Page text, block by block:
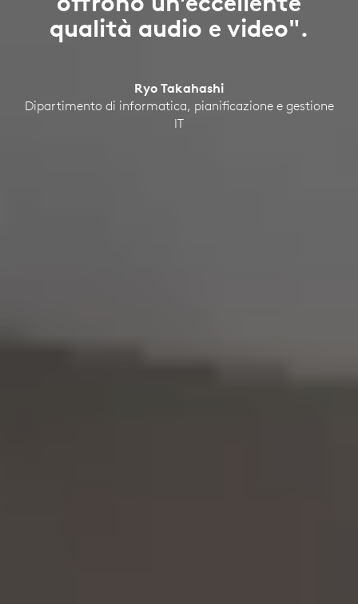
qualità audio e video".
Ryo Takahashi
Dipartimento di informatica, pianificazione e gestione
IT